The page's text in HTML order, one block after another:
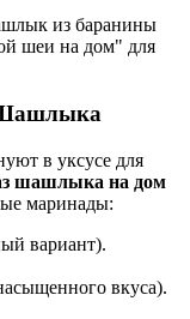
из баранины
шеи на дом" для
в уксусе для
шашлыка на дом
маринады:
вариант).
вкуса).